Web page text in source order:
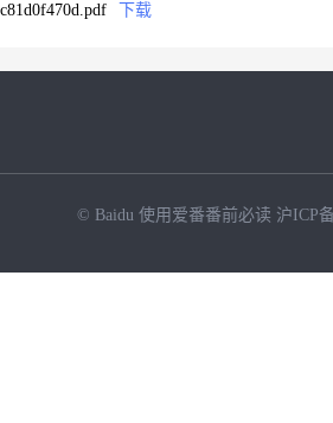
下载
© Baidu 使用爱番番前必读 沪ICP